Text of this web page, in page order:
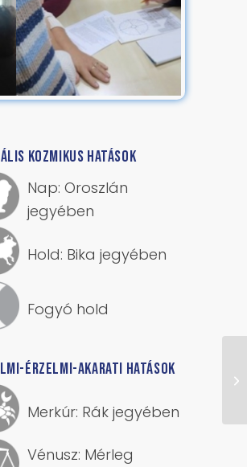
KOZMIKUS HATÁSOK
Nap: Oroszlán
jegyében
Hold: Bika jegyében
Fogyó hold
ÉRZELMI-AKARATI HATÁSOK
Merkúr: Rák jegyében
Vénusz: Mérleg